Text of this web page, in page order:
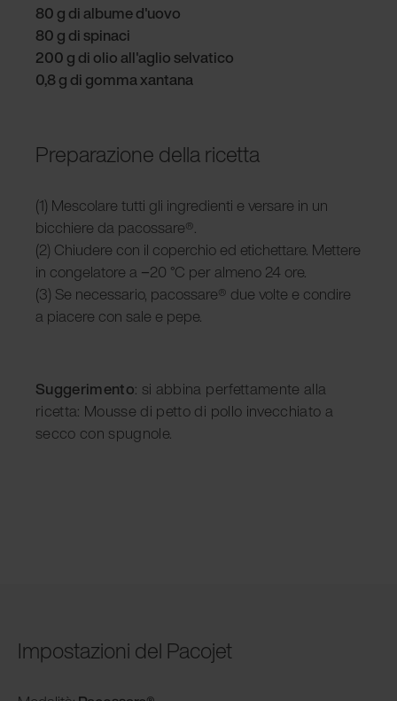
80 g di albume d'uovo
80 g di spinaci
200 g di olio all'aglio selvatico
0,8 g di gomma xantana
Preparazione della ricetta
(1) Mescolare tutti gli ingredienti e versare in un
bicchiere da pacossare®.
(2) Chiudere con il coperchio ed etichettare. Mettere
in congelatore a −20 °C per almeno 24 ore.
(3) Se necessario, pacossare® due volte e condire
a piacere con sale e pepe.
Suggerimento: si abbina perfettamente alla
ricetta: Mousse di petto di pollo invecchiato a
secco con spugnole.
Impostazioni del Pacojet